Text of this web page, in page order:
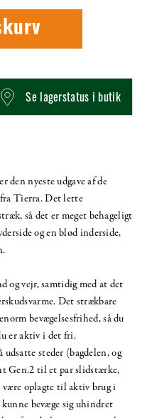
Se lagerstatus i butik
den nyeste udgave af de
Tierra. Det lette
så det er meget behageligt
og en blød inderside,
og vejr, samtidig med at det
Det strækbare
bevægelsesfrihed, så du
er aktiv i det fri.
steder (bagdelen, og
Gen.2 til et par slidstærke,
være oplagte til aktiv brug i
bevæge sig uhindret